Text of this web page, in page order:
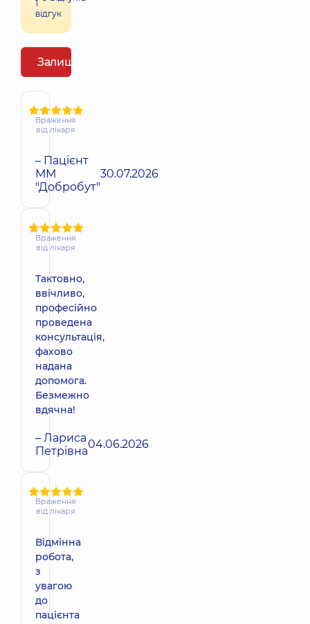
1
відгук
Залишити відгук
Враження
від лікаря
– Пацієнт
ММ
"Добробут"
30.07.2026
Враження
від лікаря
Тактовно,
ввічливо,
професійно
проведена
консультація,
фахово
надана
допомога.
Безмежно
вдячна!
– Лариса
Петрівна04.06.2026
Враження
від лікаря
Відмінна
робота,
з
увагою
до
пацієнта